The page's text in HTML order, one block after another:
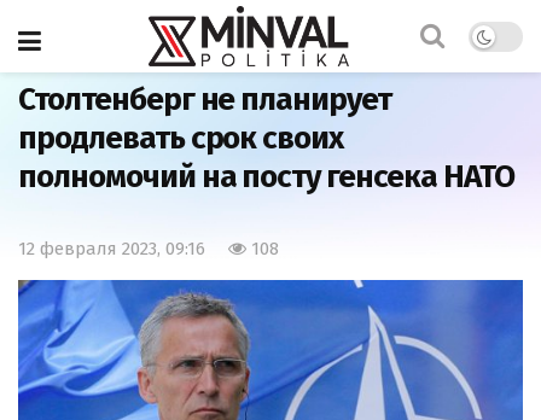
Главная
Столтенберг не планирует
продлевать срок своих
полномочий на посту генсека НАТО
12 февраля 2023, 09:16 108